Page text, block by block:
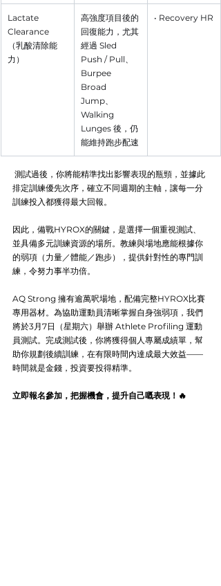
Lactate
Clearance
（乳酸清除能
力）
高強度項目後的
回復能力，尤其
經過 Sled
Push / Pull、
Burpee
Broad
Jump、
Walking
Lunges 後，仍
能維持跑步配速
• Recovery HR
測試過後，你將能精準找出影響表現的瓶頸，並據此
排定訓練優先次序，確立不同週期的主軸，讓每一分
訓練投入都獲得最大回報。
因此，備戰HYROX的關鍵，是選擇一個重視測試、
並具備多元訓練資源的場所。教練與場地應能根據你
的弱項（力量／體能／跑步），提供針對性的專門訓
練，令努力事半功倍。
AQ Strong 擁有逾萬呎場地，配備完整HYROX比賽
專用器材。為協助運動員清晰掌握自身強弱項，我們
將於3月7日（星期六）舉辦 Athlete Profiling 運動
員測試。完成測試後，你將獲得個人專屬成績單，幫
助你規劃後續訓練，在有限時間內達成最大效益——
時間就是金錢，投資要投得精準。
立即報名參加，把握機會，提升自己嘅表現！🔥